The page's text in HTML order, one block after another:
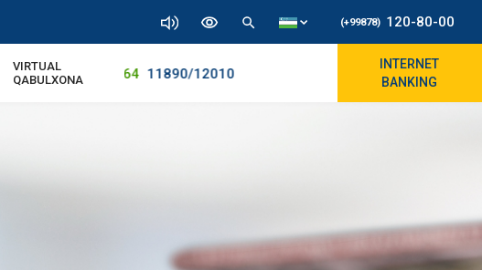
(+99878) 120-80-00
VIRTUAL
QABULXONA
USD | UZS 11915.64 11890/12010
INTERNET
BANKING